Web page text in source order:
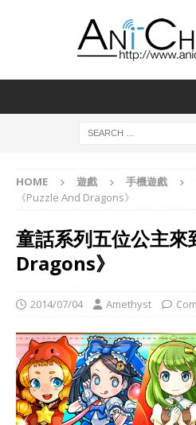
HOME 遊戲 手機遊戲
《Puzzle And Dragons》
童話系列五位公主
Dragons》
2014/07/04 Amethyst